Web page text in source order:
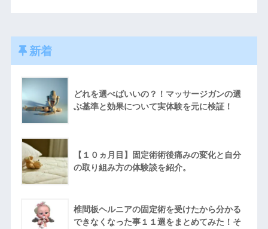
新着
どれを選べばいいの？！マッサージガンの選
ぶ基準と効果について実体験を元に検証！
【１０ヵ月目】固定術術後痛みの変化と自分
の取り組み方の体験談を紹介。
椎間板ヘルニアの固定術を受けたから分かる
できなくなった事１１選をまとめてみた！そ